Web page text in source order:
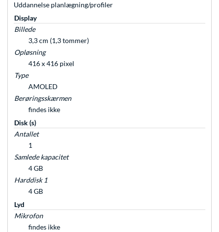
Uddannelse planlægning/profiler
Display
Billede
3,3 cm (1,3 tommer)
Opløsning
416 x 416 pixel
Type
AMOLED
Berøringsskærmen
findes ikke
Disk (s)
Antallet
1
Samlede kapacitet
4 GB
Harddisk 1
4 GB
Lyd
Mikrofon
findes ikke